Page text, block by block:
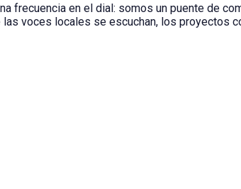
frecuencia en el dial: somos un puente de
voces locales se escuchan, los proyectos